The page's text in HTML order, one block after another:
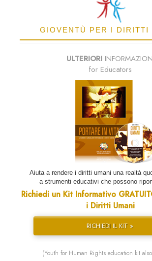
GIOVENTÙ PER I DIRITTI
ULTERIORI
for Educators
Aiuta a rendere i diritti umani una realtà
a strumenti educativi che possono
Richiedi un Kit Informativo
i Diritti Umani
RICHIEDI IL KIT »
(Youth for Human Rights education kit